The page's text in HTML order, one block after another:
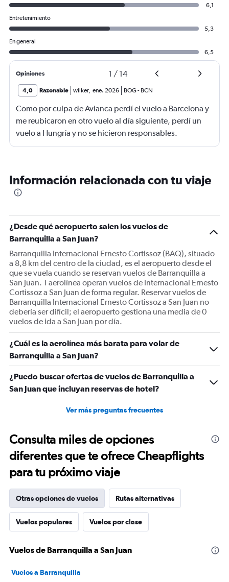
6,1
Entretenimiento
5,3
En general
6,5
Opiniones 1 / 14
4,0 Razonable wilker, ene. 2026 BOG- BCN
Como por culpa de Avianca perdí el vuelo a Barcelona y
me reubicaron en otro vuelo al día siguiente, perdí un
vuelo a Hungría y no se hicieron responsables.
Información relacionada con tu viaje
¿Desde qué aeropuerto salen los vuelos de
Barranquilla a San Juan?
Barranquilla Internacional Ernesto Cortissoz (BAQ), situado
a 8,8 km del centro de la ciudad, es el aeropuerto desde el
que se vuela cuando se reservan vuelos de Barranquilla a
San Juan. 1 aerolínea operan vuelos de Internacional Ernesto
Cortissoz a San Juan de forma regular. Reservar vuelos de
Barranquilla Internacional Ernesto Cortissoz a San Juan no
debería ser difícil; el aeropuerto gestiona una media de 0
vuelos de ida a San Juan por día.
¿Cuál es la aerolínea más barata para volar de
Barranquilla a San Juan?
¿Puedo buscar ofertas de vuelos de Barranquilla a
San Juan que incluyan reservas de hotel?
Ver más preguntas frecuentes
Consulta miles de opciones
diferentes que te ofrece Cheapflights
para tu próximo viaje
Otras opciones de vuelos Rutas alternativas
Vuelos populares Vuelos por clase
Vuelos de Barranquilla a San Juan
Vuelos a Barranquilla